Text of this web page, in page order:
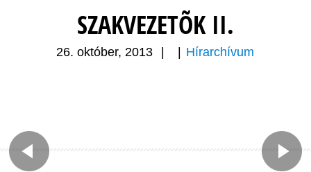
SZAKVEZETÕK II.
26. október, 2013 Hírarchívum